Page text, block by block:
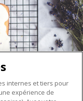
internes et tiers pour
expérience de